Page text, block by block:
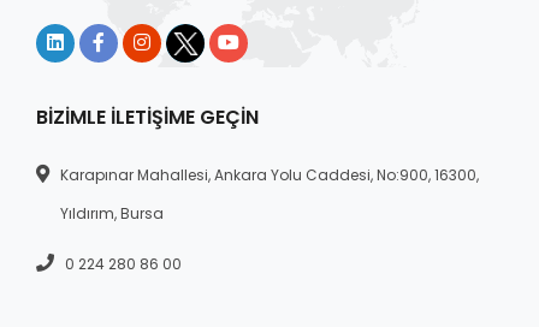
BIZIMLE İLETIŞIME GEÇIN
Karapınar Mahallesi, Ankara Yolu Caddesi, No:900, 16300,
Yıldırım, Bursa
0 224 280 86 00